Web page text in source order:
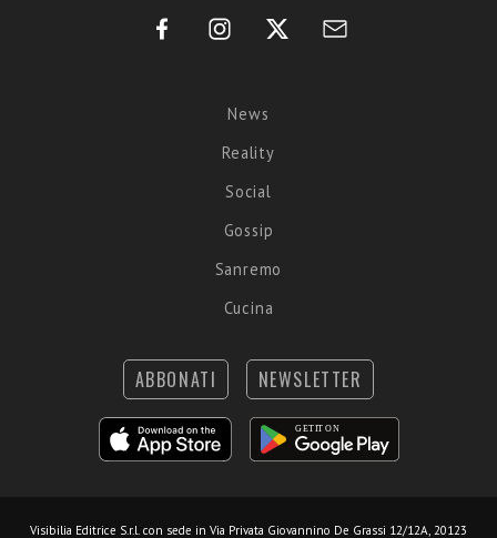
News
Reality
Social
Gossip
Sanremo
Cucina
ABBONATI NEWSLETTER
Visibilia Editrice S.r.l. con sede in Via Privata Giovannino De Grassi 12/12A, 20123